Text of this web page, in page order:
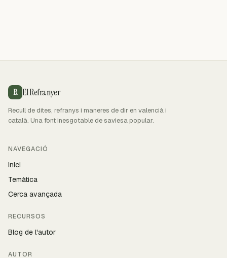
R El Refranyer
Recull de dites, refranys i maneres de dir en valencià i
català. Una font inesgotable de saviesa popular.
NAVEGACIÓ
Inici
Temàtica
Cerca avançada
RECURSOS
Blog de l'autor
AUTOR